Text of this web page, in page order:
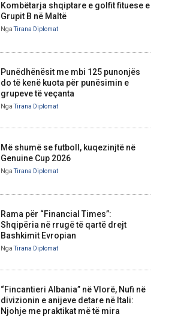
Kombëtarja shqiptare e golfit fituese e
Grupit B në Maltë
NgaTirana Diplomat
Punëdhënësit me mbi 125 punonjës
do të kenë kuota për punësimin e
grupeve të veçanta
NgaTirana Diplomat
Më shumë se futboll, kuqezinjtë në
Genuine Cup 2026
NgaTirana Diplomat
Rama për “Financial Times”:
Shqipëria në rrugë të qartë drejt
Bashkimit Evropian
NgaTirana Diplomat
“Fincantieri Albania” në Vlorë, Nufi në
divizionin e anijeve detare në Itali:
Njohje me praktikat më të mira